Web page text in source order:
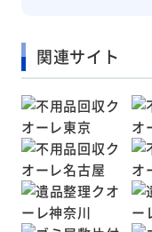
関連サイト